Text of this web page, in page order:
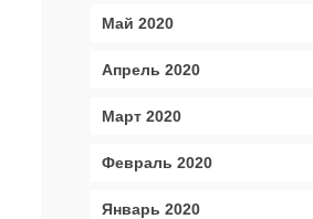
Май 2020
Апрель 2020
Март 2020
Февраль 2020
Январь 2020